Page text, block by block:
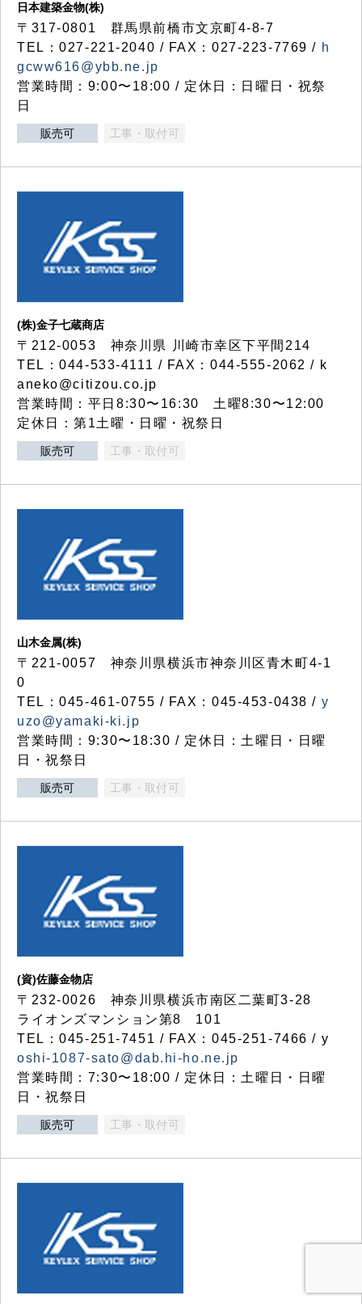
日本建築金物(株)
〒317‐0801 群馬県前橋市文京町4-8-7
TEL：027-221-2040 / FAX：027-223-7769 / h
gcww616@ybb.ne.jp
営業時間：9:00〜18:00 / 定休日：日曜日・祝祭
日
販売可 工事・取付可
(株)金子七蔵商店
〒212-0053 神奈川県 川崎市幸区下平間214
TEL：044-533-4111 / FAX：044-555-2062 / k
aneko@citizou.co.jp
営業時間：平日8:30〜16:30 土曜8:30〜12:00
定休日：第1土曜・日曜・祝祭日
販売可 工事・取付可
山木金属(株)
〒221-0057 神奈川県横浜市神奈川区青木町4-1
0
TEL：045-461-0755 / FAX：045-453-0438 / y
uzo@yamaki-ki.jp
営業時間：9:30〜18:30 / 定休日：土曜日・日曜
日・祝祭日
販売可 工事・取付可
(資)佐藤金物店
〒232-0026 神奈川県横浜市南区二葉町3-28
ライオンズマンション第8 101
TEL：045-251-7451 / FAX：045-251-7466 / y
oshi-1087-sato@dab.hi-ho.ne.jp
営業時間：7:30〜18:00 / 定休日：土曜日・日曜
日・祝祭日
販売可 工事・取付可